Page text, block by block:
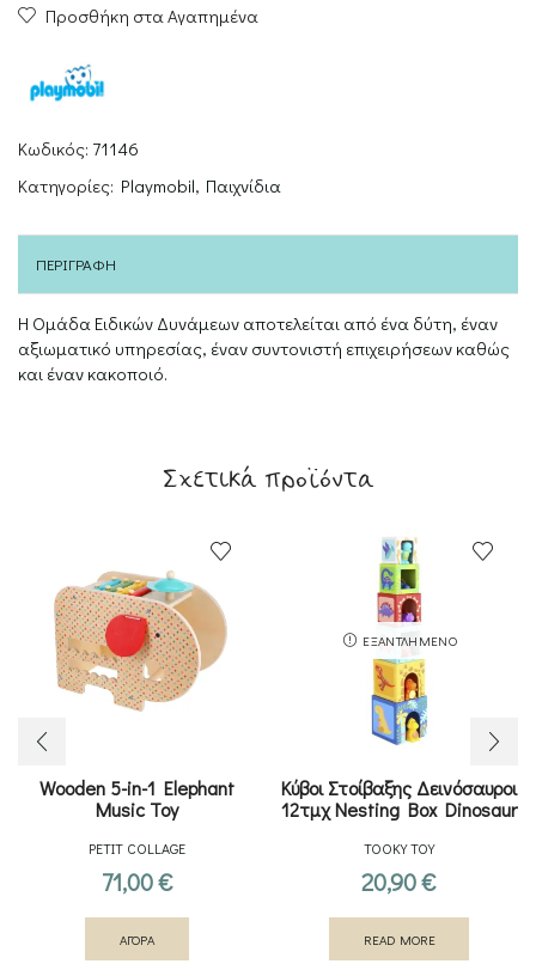
Δυνάμεων
Προσθήκη στα Αγαπημένα
Κωδικός: 71146
Κατηγορίες: Playmobil, Παιχνίδια
ΠΕΡΙΓΡΑΦΉ
Η Ομάδα Ειδικών Δυνάμεων αποτελείται από ένα δύτη, έναν
αξιωματικό υπηρεσίας, έναν συντονιστή επιχειρήσεων καθώς
και έναν κακοποιό.
Σχετικά προϊόντα
Wooden 5-in-1 Elephant
Music Toy
PETIT COLLAGE
71,00€
ΑΓΟΡΑ
ΕΞΑΝΤΛΗΜΈΝΟ
Κύβοι Στοίβαξης Δεινόσαυροι
12τμχ Nesting Box Dinosaur
TOOKY TOY
20,90€
READ MORE